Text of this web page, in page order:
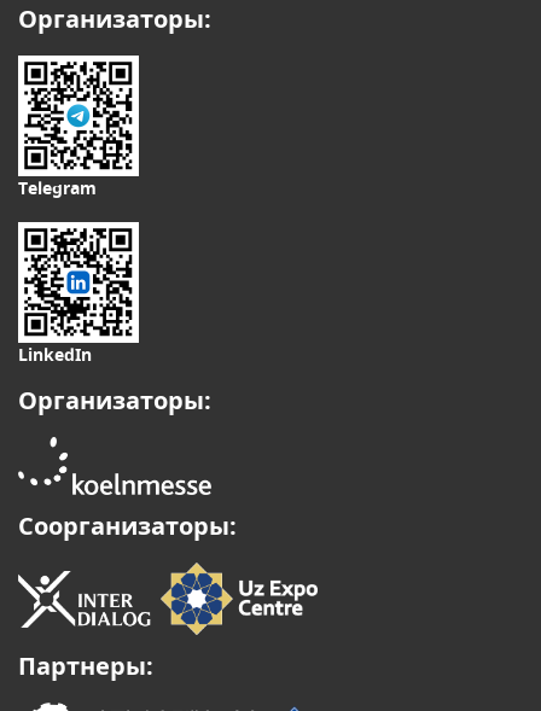
Организаторы:
Telegram
LinkedIn
Организаторы:
Соорганизаторы:
Партнеры: